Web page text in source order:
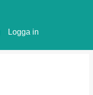
Logga in